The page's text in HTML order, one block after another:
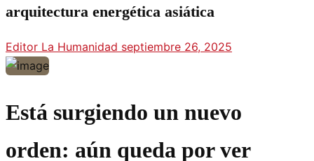
arquitectura energética asiática
Editor La Humanidad septiembre 26, 2025
Está surgiendo un nuevo
orden: aún queda por ver